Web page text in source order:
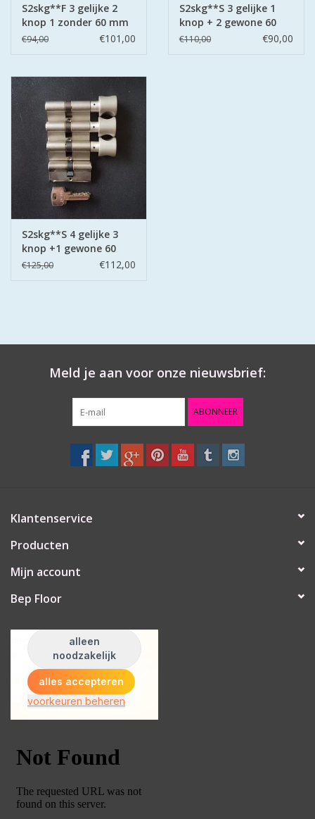
S2skg**F 3 gelijke 2
knop 1 zonder 60 mm
30-30
€94,00 €101,00
S2skg**S 3 gelijke 1
knop + 2 gewone 60
mm 30-30
€110,00 €90,00
S2skg**S 4 gelijke 3
knop +1 gewone 60
mm 30-30
€125,00 €112,00
Meld je aan voor onze nieuwsbrief:
ABONNEER
Klantenservice
Producten
Mijn account
Bep Floor